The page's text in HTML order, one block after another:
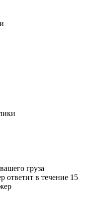
груза
ответит в течение 15